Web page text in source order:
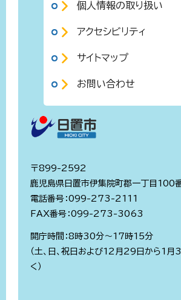
個人情報の取り扱い
アクセシビリティ
サイトマップ
お問い合わせ
〒899-2592
鹿児島県日置市伊集院町郡一丁目100
電話番号：099-273-2111
FAX番号：099-273-3063
開庁時間：8時30分～17時15分
（土、日、祝日および12月29日から1月
く）